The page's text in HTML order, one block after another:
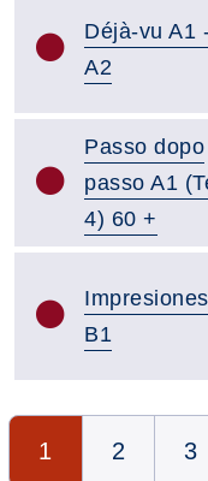
Déjà-vu A1
A2
Passo dopo
passo A1
4) 60 +
Impresiones
B1
1 2 3